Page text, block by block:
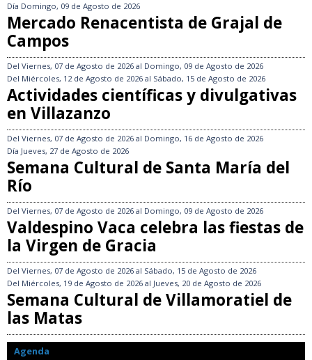
Día Domingo, 09 de Agosto de 2026
Mercado Renacentista de Grajal de
Campos
Del Viernes, 07 de Agosto de 2026 al Domingo, 09 de Agosto de 2026
Del Miércoles, 12 de Agosto de 2026 al Sábado, 15 de Agosto de 2026
Actividades científicas y divulgativas
en Villazanzo
Del Viernes, 07 de Agosto de 2026 al Domingo, 16 de Agosto de 2026
Día Jueves, 27 de Agosto de 2026
Semana Cultural de Santa María del
Río
Del Viernes, 07 de Agosto de 2026 al Domingo, 09 de Agosto de 2026
Valdespino Vaca celebra las fiestas de
la Virgen de Gracia
Del Viernes, 07 de Agosto de 2026 al Sábado, 15 de Agosto de 2026
Del Miércoles, 19 de Agosto de 2026 al Jueves, 20 de Agosto de 2026
Semana Cultural de Villamoratiel de
las Matas
Agenda